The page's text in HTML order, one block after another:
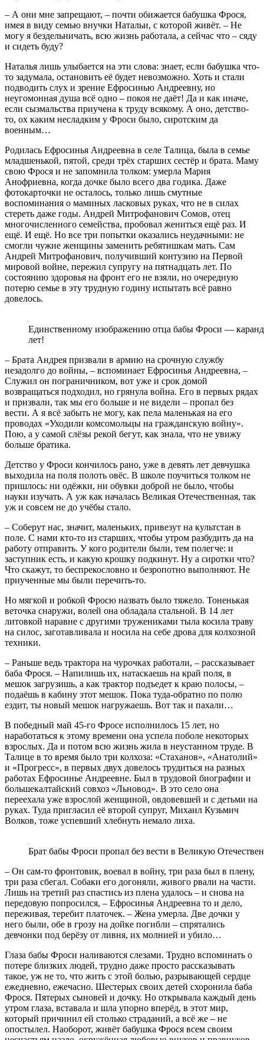
– А они мне запрещают, – почти обижается бабушка Фрося,
имея в виду семью внучки Натальи, с которой живёт. – Не
могу я бездельничать, всю жизнь работала, а сейчас что – сяду
и сидеть буду?
Наталья лишь улыбается на эти слова: знает, если бабушка что-
то задумала, остановить её будет невозможно. Хоть и стали
подводить слух и зрение Ефросинью Андреевну, но
неугомонная душа всё одно – покоя не даёт! Да и как иначе,
если сызмальства приучена к труду всякому. А оно, детство-
то, ох каким несладким у Фроси было, сиротским да
военным…
Родилась Ефросинья Андреевна в селе Талица, была в семье
младшенькой, пятой, среди трёх старших сестёр и брата. Маму
свою Фрося и не запомнила толком: умерла Мария
Анофриевна, когда дочке было всего два годика. Даже
фотокарточки не осталось, только лишь смутные
воспоминания о маминых ласковых руках, что не в силах
стереть даже годы. Андрей Митрофанович Сомов, отец
многочисленного семейства, пробовал жениться ещё раз. И
ещё. И ещё. Но все три попытки оказались неудачными: не
смогли чужие женщины заменить ребятишкам мать. Сам
Андрей Митрофанович, получивший контузию на Первой
мировой войне, пережил супругу на пятнадцать лет. По
состоянию здоровья на фронт его не взяли, но очередную
потерю семье в эту трудную годину испытать всё равно
довелось.
Единственному изображению отца бабы Фроси —
лет!
– Брата Андрея призвали в армию на срочную службу
незадолго до войны, – вспоминает Ефросинья Андреевна, –
Служил он пограничником, вот уже и срок домой
возвращаться подходил, но грянула война. Его в первых рядах
и призвали, так мы его больше и не видели – пропал без
вести. А я всё забыть не могу, как пела маленькая на его
проводах «Уходили комсомольцы на гражданскую войну».
Пою, а у самой слёзы рекой бегут, как знала, что не увижу
больше братика.
Детство у Фроси кончилось рано, уже в девять лет девчушка
выходила на поля полоть овёс. В школе поучиться толком не
пришлось: ни одёжки, ни обувки доброй не было, чтобы
науки изучать. А уж как началась Великая Отечественная, так
уж и совсем не до учёбы стало.
– Соберут нас, значит, маленьких, привезут на культстан в
поле. С нами кто-то из старших, чтобы утром разбудить да на
работу отправить. У кого родители были, тем полегче: и
заступник есть, и какую крошку подкинут. Ну а сиротки что?
Что скажут, то беспрекословно и безропотно выполняют. Не
приученные мы были перечить-то.
Но мягкой и робкой Фросю назвать было тяжело. Тоненькая
веточка снаружи, волей она обладала стальной. В 14 лет
литовкой наравне с другими тружениками тыла косила траву
на силос, заготавливала и носила на себе дрова для колхозной
техники.
– Раньше ведь трактора на чурочках работали, – рассказывает
баба Фрося. – Напилишь их, натаскаешь на край поля, в
мешок загрузишь, а как трактор подъедет к краю полосы, –
подаёшь в кабину этот мешок. Пока туда-обратно по полю
ездит, ты новый мешок нагружаешь. Вот так и пахали…
В победный май 45-го Фросе исполнилось 15 лет, но
наработаться к этому времени она успела поболе некоторых
взрослых. Да и потом всю жизнь жила в неустанном труде. В
Талице в то время было три колхоза: «Стаханов», «Анатолий»
и «Прогресс», в первых двух довелось трудиться на разных
работах Ефросинье Андреевне. Был в трудовой биографии и
большекалтайский совхоз «Льновод». В это село она
переехала уже взрослой женщиной, овдовевшей и с детьми на
руках. Туда пригласил её второй супруг, Михаил Кузьмич
Волков, тоже успевший хлебнуть немало лиха.
Брат бабы Фроси пропал без вести в Великую
– Он сам-то фронтовик, воевал в войну, три раза был в плену,
три раза сбегал. Собаки его догоняли, живого рвали на части.
Лишь на третий раз спастись из плена удалось – и снова на
передовую попросился, – Ефросинья Андреевна то и дело,
переживая, теребит платочек. – Жена умерла. Две дочки у
него были, обе в грозу на дойке погибли – спрятались
девчонки под берёзу от ливня, их молнией и убило…
Глаза бабы Фроси наливаются слезами. Трудно вспоминать о
потере близких людей, трудно даже просто рассказывать
такое, уж не то, что жить с этой болью, разрывающей сердце
ежедневно, ежечасно. Шестерых своих детей схоронила баба
Фрося. Пятерых сыновей и дочку. Но открывала каждый день
утром глаза, вставала и шла упорно вперёд, в этот мир,
который причинил ей столько страданий, а всё же – не
опостылел. Наоборот, живёт бабушка Фрося всем своим